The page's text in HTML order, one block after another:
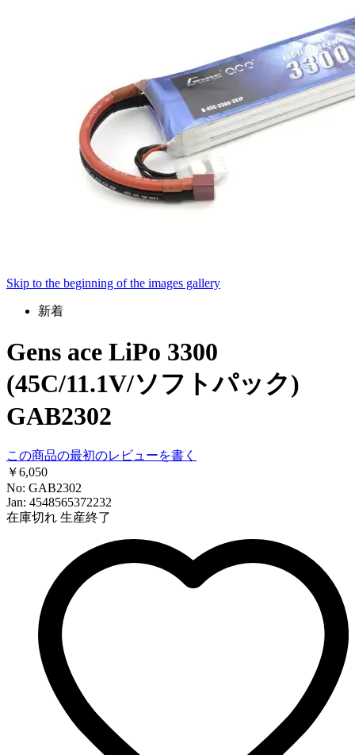
Skip to the beginning of the images gallery
新着
Gens ace LiPo 3300
(45C/11.1V/ソフトパック)
GAB2302
この商品の最初のレビューを書く
￥6,050
No: GAB2302
Jan: 4548565372232
在庫切れ 生産終了